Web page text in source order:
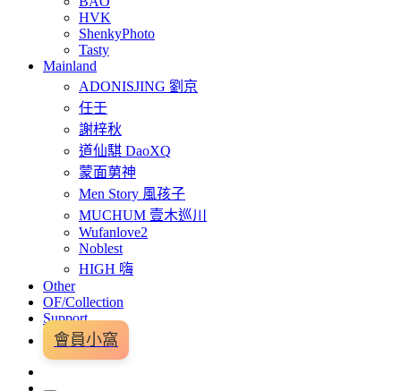
HVK
ShenkyPhoto
Tasty
Mainland
ADONISJING 劉京
任壬
謝梓秋
道仙騏 DaoXQ
蒙面莮神
Men Story 風孩子
MUCHUM 壹木巡川
Wufanlove2
Noblest
HIGH 嗨
Other
OF/Collection
Support
會員小窩